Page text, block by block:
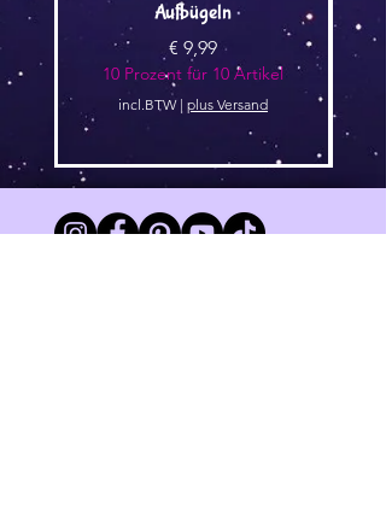
Aufbügeln
Prijs
€ 9,99
10 Prozent für 10 Artikel
incl.BTW | plus Versand